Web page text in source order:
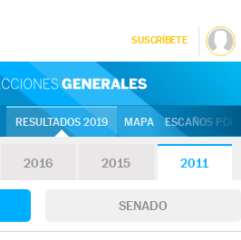
SUSCRÍBETE
RESULTADOS 2019 MAPA ESCAÑOS
2016 2015 2011
SENADO